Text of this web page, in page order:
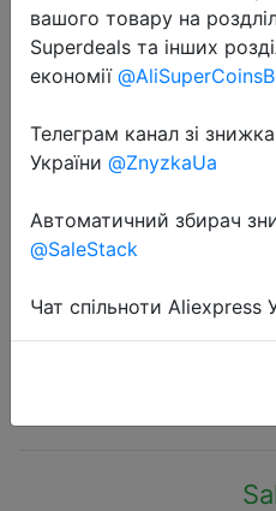
2022-08-22
Женское бикини
сексуальный
высокой талией,
пляжном стиле
вашого товару на
Superdeals та інших
економії
Телеграм канал зі
України @ZnyzkaUa
Автоматичний збирач
@SaleStack
Чат спільноти Aliexpress